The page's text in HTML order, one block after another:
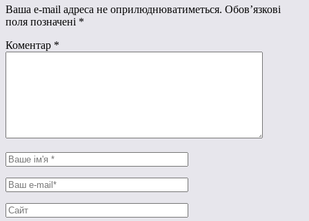
Ваша e-mail адреса не оприлюднюватиметься. Обов’язкові
поля позначені *
Коментар *